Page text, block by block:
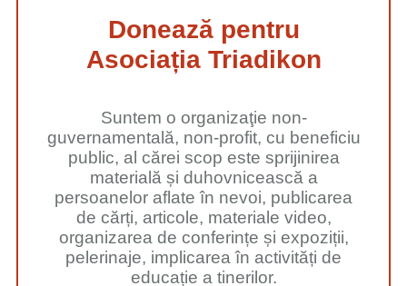
Donează pentru
Asociația Triadikon
Suntem o organizaţie non-
guvernamentală, non-profit, cu beneficiu
public, al cărei scop este sprijinirea
materială și duhovnicească a
persoanelor aflate în nevoi, publicarea
de cărți, articole, materiale video,
organizarea de conferințe și expoziții,
pelerinaje, implicarea în activități de
educație a tinerilor.